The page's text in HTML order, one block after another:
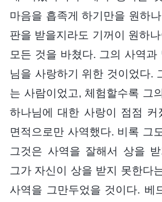
마음을 흡족게 하기만을 원하
판을 받을지라도 기꺼이 원하
모든 것을 바쳤다. 그의 사역
님을 사랑하기 위한 것이었다.
는 사람이었고, 체험할수록 그
하나님에 대한 사랑이 점점 커
면적으로만 사역했다. 비록 그
그것은 사역을 잘해서 상을
그가 자신이 상을 받지 못한다
사역을 그만두었을 것이다. 베